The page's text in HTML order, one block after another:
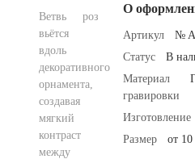
Ветвь роз
вьётся
вдоль
декоративного
орнамента,
создавая
мягкий
контраст
между
О
Артикул
№
Статус
В
Материал
гравировки
Изготовление
Размер
от